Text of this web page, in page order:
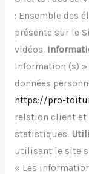
:Ensemble des
présente sur le
vidéos.
Information (s) »
données
https://pro-
relation client et
statistiques.
utilisant le site
« Les